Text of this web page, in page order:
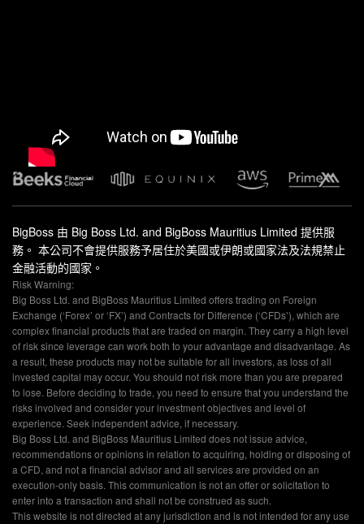
BigBoss 由 Big Boss Ltd. and BigBoss Mauritius Limited 提供服
務。 本公司不會提供服務予居住於美國或伊朗或國家法及法規禁止
金融活動的國家。
Risk Warning:
Big Boss Ltd. and BigBoss Mauritius Limited offers trading on Foreign
Exchange (‘Forex’ or ‘FX’) and Contracts for Difference (‘CFDs’), which are
complex financial products that are traded on margin. They carry a high level
of risk since leverage can work both to your advantage and disadvantage. As
a result, these products may not be suitable for all investors, as loss of all
invested capital may occur. You should not risk more than you are prepared
to lose. Before deciding to trade, you need to ensure that you understand the
risks involved and consider your investment objectives and level of
experience. Seek independent advice, if necessary.
Big Boss Ltd. and BigBoss Mauritius Limited does not issue advice,
recommendations or opinions in relation to acquiring, holding or disposing of
a CFD, and not a financial advisor and all services are provided on an
execution-only basis. This communication is not an offer or solicitation to
enter into a transaction and shall not be construed as such.
This website is not directed at any jurisdiction and is not intended for any use